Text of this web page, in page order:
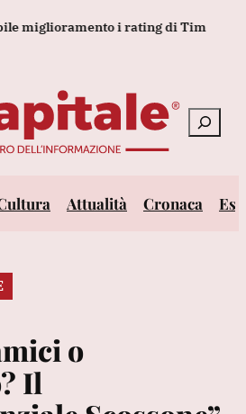
i rating di Tim
Cerca
Attualità Cronaca
o
Il